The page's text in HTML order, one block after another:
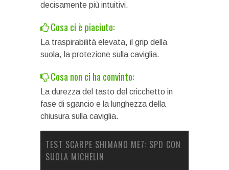
decisamente più intuitivi.
Cosa ci è piaciuto:
La traspirabilità elevata, il grip della
suola, la protezione sulla caviglia.
Cosa non ci ha convinto:
La durezza del tasto del cricchetto in
fase di sgancio e la lunghezza della
chiusura sulla caviglia.
TEST SCARPE SHIMANO ME7: SPD CON
SUOLA MICHELIN